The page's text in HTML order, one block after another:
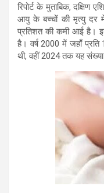
रिपोर्ट के मुताबिक, दक्षिण
आयु के बच्चों की मृत्यु दर
प्रतिशत की कमी आई है।
है। वर्ष 2000 में जहाँ प्रति
थी, वहीं 2024 तक यह